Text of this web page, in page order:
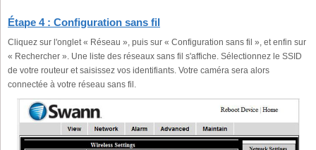
Étape 4 : Configuration sans fil
Cliquez sur l'onglet « Réseau », puis sur « Configuration sans fil », et enfin sur
« Rechercher ». Une liste des réseaux sans fil s'affiche. Sélectionnez le SSID
de votre routeur et saisissez vos identifiants. Votre caméra sera alors
connectée à votre réseau sans fil.